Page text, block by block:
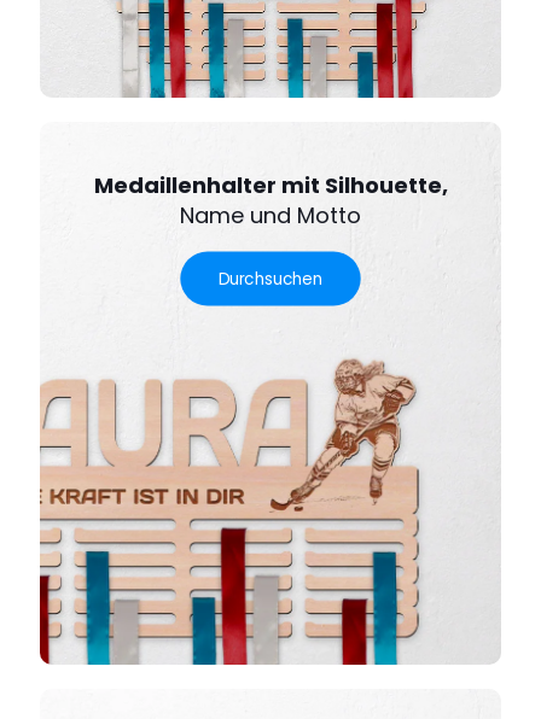
Medaillenhalter mit Silhouette,
Name und Motto
Durchsuchen